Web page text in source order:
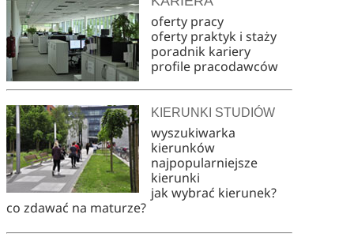
oferty pracy
oferty praktyk i staży
poradnik kariery
profile pracodawców
KIERUNKI STUDIÓW
wyszukiwarka
kierunków
najpopularniejsze
kierunki
jak wybrać kierunek?
co zdawać na maturze?